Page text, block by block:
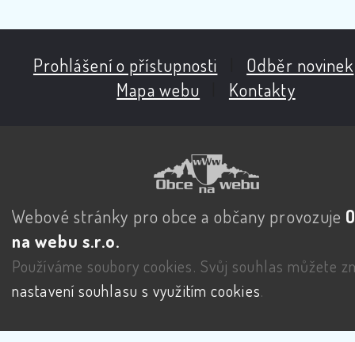
Prohlášení o přístupnosti Odběr novinek
Mapa webu
Kontakty
Webové stránky pro obce a občany provozuje
na webu s.r.o.
Používáme soubory cookies. Svůj souhlas můžete
nastavení souhlasu s využitím cookies.